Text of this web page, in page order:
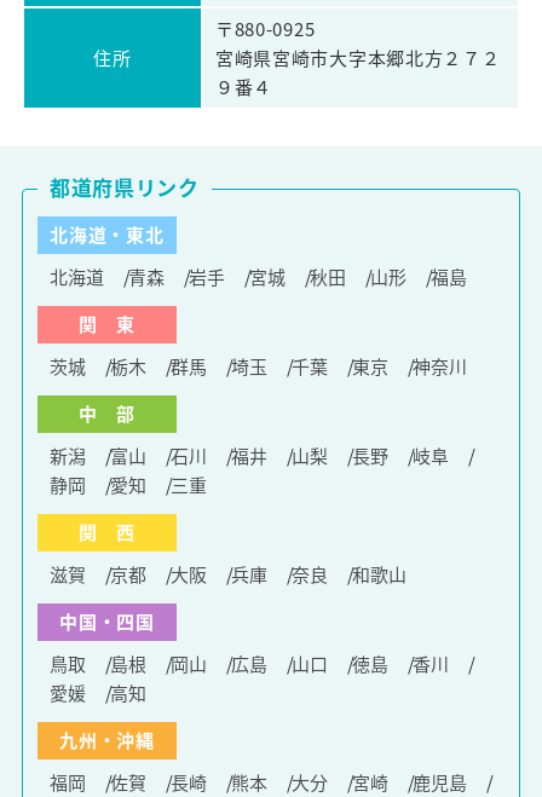
住所
〒880-0925
宮崎県宮崎市大字本郷北方２７２
９番４
北海道・東北
北海道
青森 岩手 宮城 秋田 山形
福島
関 東
茨城
栃木 群馬 埼玉 千葉 東京
神奈川
中 部
新潟
富山 石川 福井 山梨 長野
岐阜
静岡
愛知
三重
関 西
滋賀
京都 大阪 兵庫 奈良
和歌山
中国・四国
鳥取
島根 岡山 広島 山口 徳島
香川
愛媛
高知
九州・沖縄
福岡
佐賀 長崎 熊本 大分 宮崎
鹿児島
都道府県リンク